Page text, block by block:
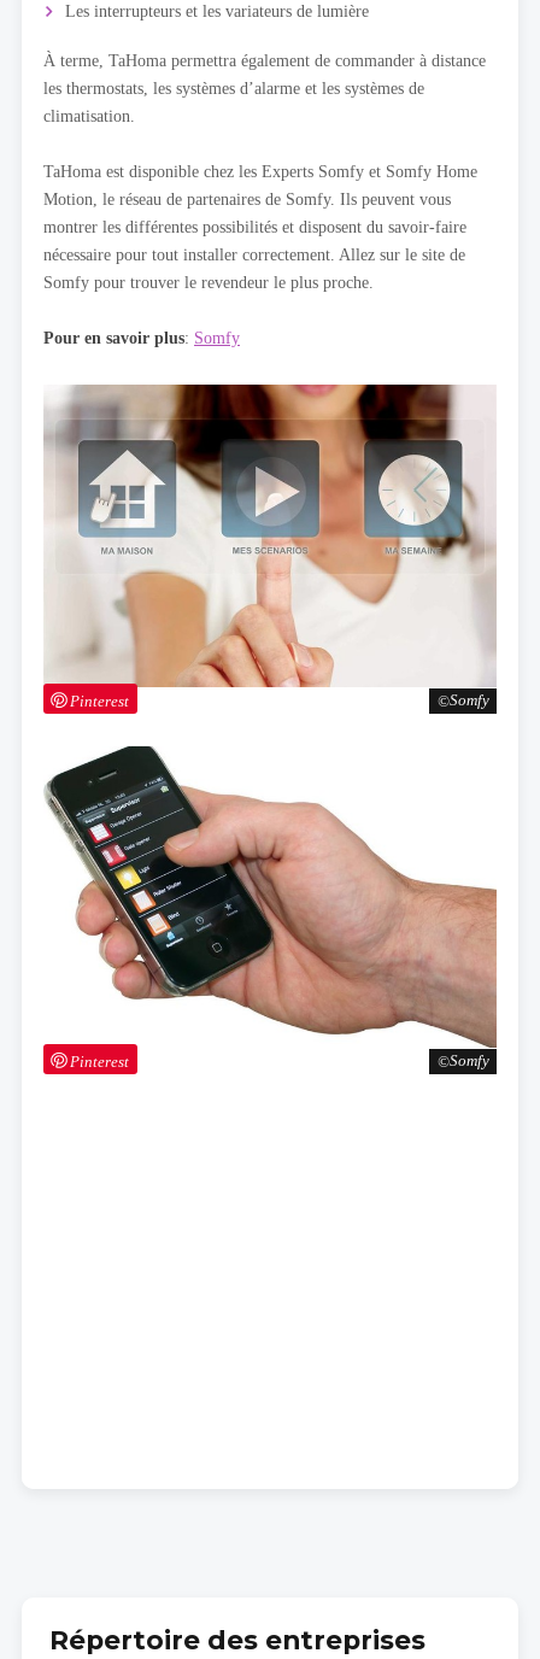
Somfy
Pinterest
Somfy
Pinterest
Les interrupteurs et les variateurs de lumière
À terme, TaHoma permettra également de commander à distance
les thermostats, les systèmes d’alarme et les systèmes de
climatisation.
TaHoma est disponible chez les Experts Somfy et Somfy Home
Motion, le réseau de partenaires de Somfy. Ils peuvent vous
montrer les différentes possibilités et disposent du savoir-faire
nécessaire pour tout installer correctement. Allez sur le site de
Somfy pour trouver le revendeur le plus proche.
Pour en savoir plus: Somfy
Répertoire des entreprises